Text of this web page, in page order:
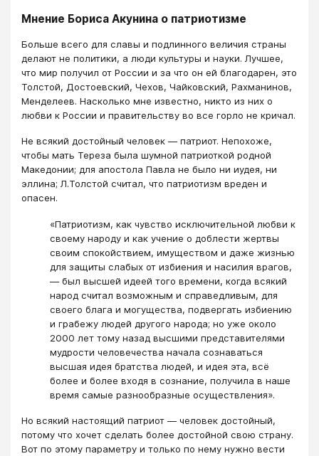
Мнение Бориса Акунина о патриотизме
Больше всего для славы и подлинного величия страны
делают не политики, а люди культуры и науки. Лучшее,
что мир получил от России и за что он ей благодарен, это
Толстой, Достоевский, Чехов, Чайковский, Рахманинов,
Менделеев. Насколько мне известно, никто из них о
любви к России и правительству во все горло не кричал.
Не всякий достойный человек — патриот. Непохоже,
чтобы мать Тереза была шумной патриоткой родной
Македонии; для апостола Павла не было ни иудея, ни
эллина; Л.Толстой считал, что патриотизм вреден и
опасен​.
«Патриотизм, как чувство исключительной любви к
своему народу и как учение о доблести жертвы
своим спокойствием, имуществом и даже жизнью
для защиты слабых от избиения и насилия врагов,
— был высшей идеей того времени, когда всякий
народ считал возможным и справедливым, для
своего блага и могущества, подвергать избиению
и грабежу людей другого народа; но уже около
2000 лет тому назад высшими представителями
мудрости человечества начала сознаваться
высшая идея братства людей, и идея эта, всё
более и более входя в сознание, получила в наше
время самые разнообразные осуществления».
Но всякий настоящий патриот — человек достойный,
потому что хочет сделать более достойной свою страну.
Вот по этому параметру и только по нему нужно вести